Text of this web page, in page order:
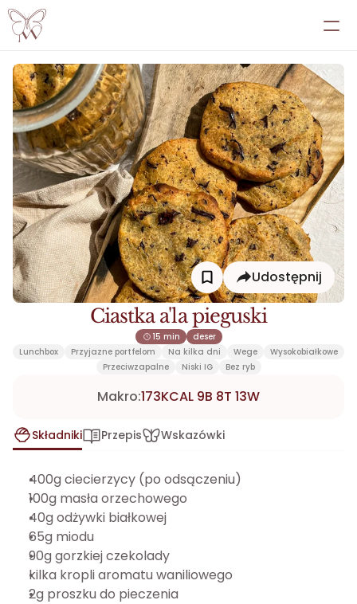
EBOOKI
PRZEMIANY
PRZEPISY
ATLAS
PANEL
WSPÓŁPRACA INDYWIDUALNA
Udostępnij
Ciastka a'la pieguski
15 min
deser
Lunchbox
Przyjazne portfelom Na kilka dni Wege
Wysokobiałkowe
Przeciwzapalne
Niski IG Bez ryb
Makro:173KCAL 9B 8T 13W
Składniki Przepis Wskazówki
400g ciecierzycy (po odsączeniu)
100g masła orzechowego
40g odżywki białkowej
65g miodu
90g gorzkiej czekolady
kilka kropli aromatu waniliowego
2g proszku do pieczenia